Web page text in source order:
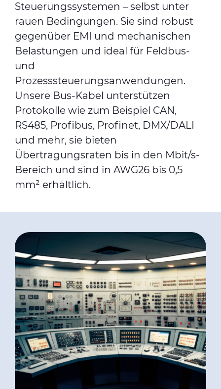
Steuerungssystemen – selbst unter
rauen Bedingungen. Sie sind robust
gegenüber EMI und mechanischen
Belastungen und ideal für Feldbus-
und
Prozesssteuerungsanwendungen.
Unsere Bus-Kabel unterstützen
Protokolle wie zum Beispiel CAN,
RS485, Profibus, Profinet, DMX/DALI
und mehr, sie bieten
Übertragungsraten bis in den Mbit/s-
Bereich und sind in AWG26 bis 0,5
mm² erhältlich.